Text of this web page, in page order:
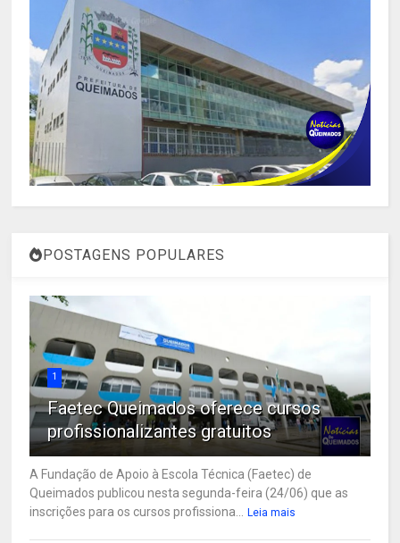
POSTAGENS POPULARES
1
Faetec Queimados oferece cursos
profissionalizantes gratuitos
A Fundação de Apoio à Escola Técnica (Faetec) de
Queimados publicou nesta segunda-feira (24/06) que as
inscrições para os cursos profissiona...
Leia mais